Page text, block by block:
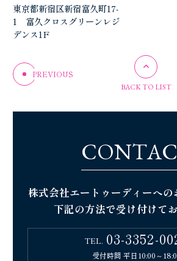
東京都新宿区新宿富久町17-
1 富久クロスグリーンレジ
デンス1F
PREVIOUS
BACK TO LIST
CONTAC
株式会社エートゥーディーへの
下記の方法で受け付けてお
TEL. 03-3352-
受付時間 平日10:00～